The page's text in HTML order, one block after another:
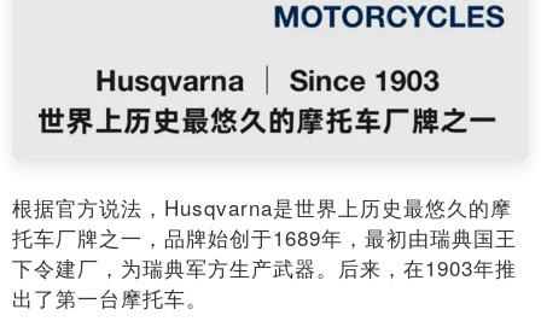
根据官方说法，Husqvarna是世界上历史最悠久的摩
托车厂牌之一，品牌始创于1689年，最初由瑞典国王
下令建厂，为瑞典军方生产武器。后来，在1903年推
出了第一台摩托车。